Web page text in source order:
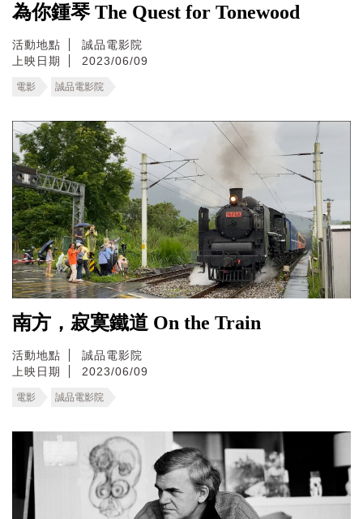
為你鍾琴 The Quest for Tonewood
活動地點
誠品電影院
上映日期
2023/06/09
電影 誠品電影院
南方，寂寞鐵道 On the Train
活動地點
誠品電影院
上映日期
2023/06/09
電影 誠品電影院